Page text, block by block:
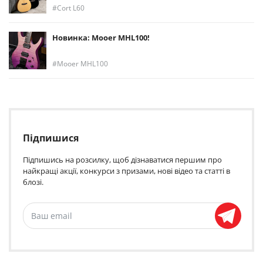
Cort L60
Новинка: Mooer MHL100!
Mooer MHL100
Підпишися
Підпишись на розсилку, щоб дізнаватися першим про
найкращі акції, конкурси з призами, нові відео та статті в
блозі.